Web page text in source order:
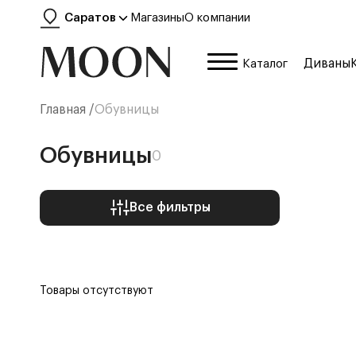
Саратов МагазиныО компании
Каталог Диваны
Главная /Обувницы
Обувницы0
Все фильтры
Товары отсутствуют